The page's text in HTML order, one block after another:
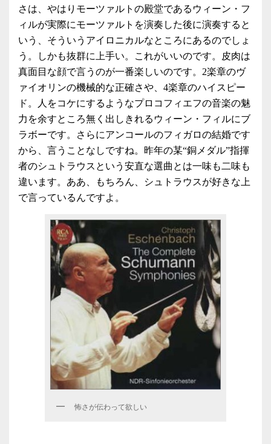
さは、やはりモーツァルトの殿堂であるウィーン・フ
ィルが実際にモーツァルトを演奏した後に演奏すると
いう、そういうアイロニカルなところにあるのでしょ
う。しかも抜群に上手い。これがいいのです。皮肉は
真面目な顔で言うのが一番楽しいのです。2楽章のヴ
ァイオリンの機械的な正確さや、4楽章のハイスピー
ド。人をコケにするようなプロコフィエフの音楽の魅
力を余すところ無く出しきれるウィーン・フィルにブ
ラボーです。さらにアンコールのフィガロの結婚です
から、言うことなしですね。昨年の某“銅メダル”指揮
者のシュトラウスという安直な選曲とは一味も二味も
違います。ああ、もちろん、シュトラウスが好きな上
で言っているんですよ。
怖さが伝わって欲しい